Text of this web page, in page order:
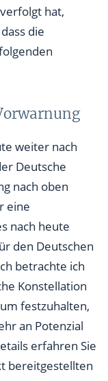
hat,
die
weiter nach
Deutsche
nach oben
eine
nach heute
den Deutschen
betrachte ich
Konstellation
festzuhalten,
an Potenzial
erfahren Sie
bereitgestellten